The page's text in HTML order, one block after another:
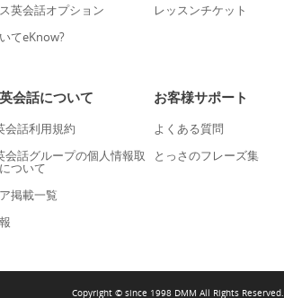
英会話オプション
てeKnow?
レッスンチケット
会話について
会話利用規約
会話グループの個人情報取
ついて
掲載一覧
お客様サポート
よくある質問
とっさのフレーズ集
Copyright © since 1998 DMM All Rights Reserved.